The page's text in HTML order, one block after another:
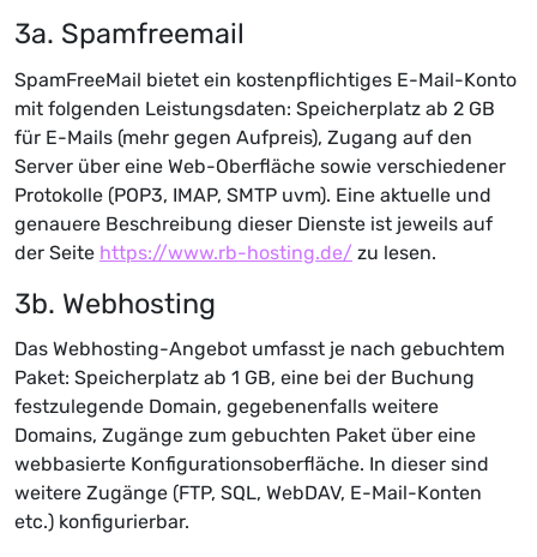
3a. Spamfreemail
SpamFreeMail bietet ein kostenpflichtiges E-Mail-Konto
mit folgenden Leistungsdaten: Speicherplatz ab 2 GB
für E-Mails (mehr gegen Aufpreis), Zugang auf den
Server über eine Web-Oberfläche sowie verschiedener
Protokolle (POP3, IMAP, SMTP uvm). Eine aktuelle und
genauere Beschreibung dieser Dienste ist jeweils auf
der Seite https://www.rb-hosting.de/ zu lesen.
3b. Webhosting
Das Webhosting-Angebot umfasst je nach gebuchtem
Paket: Speicherplatz ab 1 GB, eine bei der Buchung
festzulegende Domain, gegebenenfalls weitere
Domains, Zugänge zum gebuchten Paket über eine
webbasierte Konfigurationsoberfläche. In dieser sind
weitere Zugänge (FTP, SQL, WebDAV, E-Mail-Konten
etc.) konfigurierbar.